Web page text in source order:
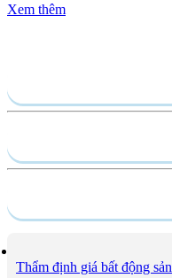
Xem thêm
Thẩm định giá bất động sản